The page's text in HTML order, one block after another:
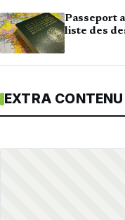
Passeport
liste des
EXTRA CONTENU